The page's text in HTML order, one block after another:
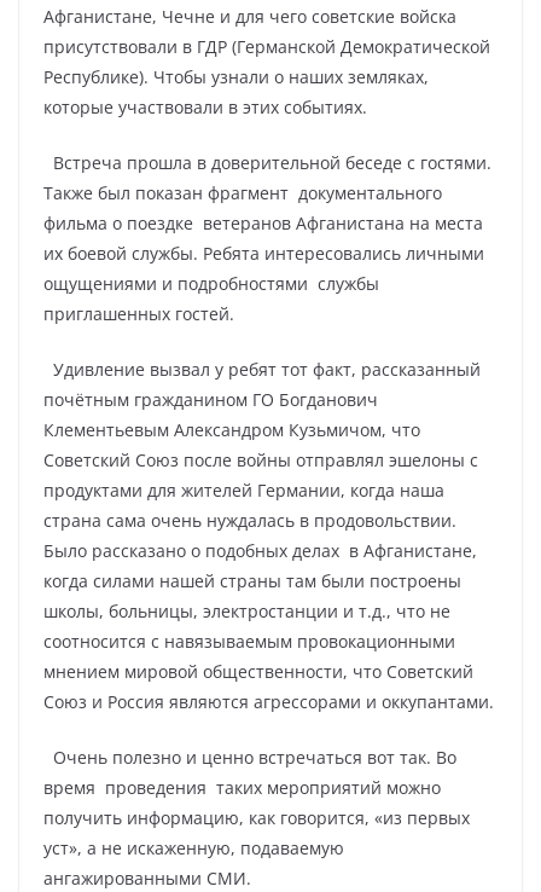
Афганистане, Чечне и для чего советские войска
присутствовали в ГДР (Германской Демократической
Республике). Чтобы узнали о наших земляках,
которые участвовали в этих событиях.
Встреча прошла в доверительной беседе с гостями.
Также был показан фрагмент документального
фильма о поездке ветеранов Афганистана на места
их боевой службы. Ребята интересовались личными
ощущениями и подробностями службы
приглашенных гостей.
Удивление вызвал у ребят тот факт, рассказанный
почётным гражданином ГО Богданович
Клементьевым Александром Кузьмичом, что
Советский Союз после войны отправлял эшелоны с
продуктами для жителей Германии, когда наша
страна сама очень нуждалась в продовольствии.
Было рассказано о подобных делах в Афганистане,
когда силами нашей страны там были построены
школы, больницы, электростанции и т.д., что не
соотносится с навязываемым провокационными
мнением мировой общественности, что Советский
Союз и Россия являются агрессорами и оккупантами.
Очень полезно и ценно встречаться вот так. Во
время проведения таких мероприятий можно
получить информацию, как говорится, «из первых
уст», а не искаженную, подаваемую
ангажированными СМИ.